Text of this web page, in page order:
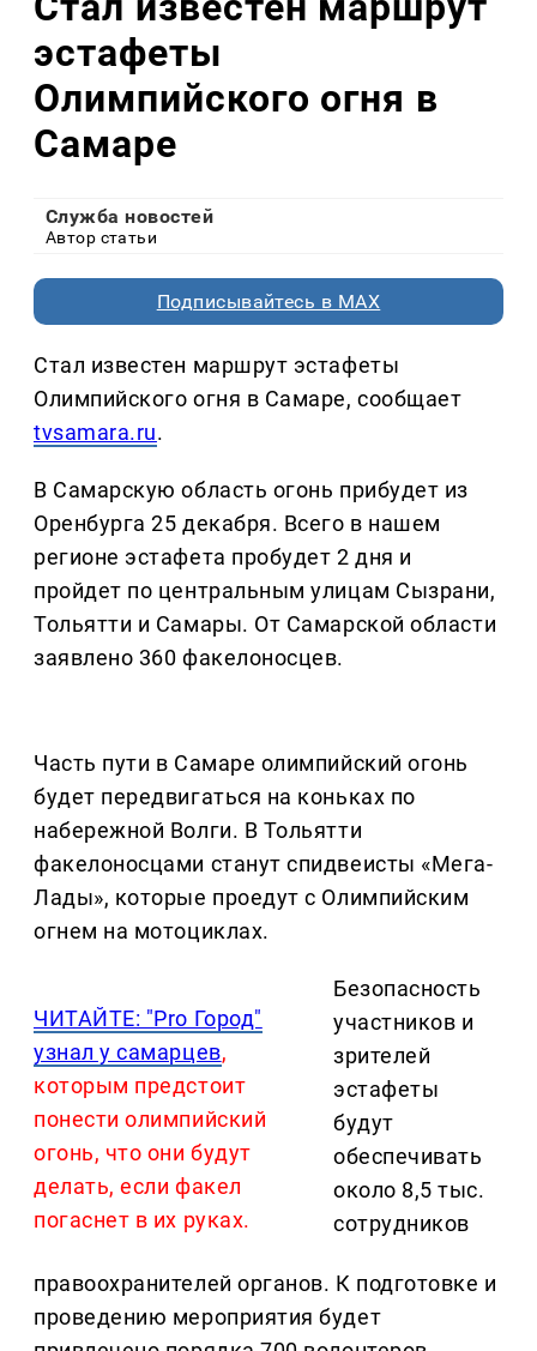
эстафеты
Олимпийского огня в
Самаре
Служба новостей
Автор статьи
Подписывайтесь в MAX
Стал известен маршрут эстафеты
Олимпийского огня в Самаре, сообщает
tvsamara.ru.
В Самарскую область огонь прибудет из
Оренбурга 25 декабря. Всего в нашем
регионе эстафета пробудет 2 дня и
пройдет по центральным улицам Сызрани,
Тольятти и Самары. От Самарской области
заявлено 360 факелоносцев.
Часть пути в Самаре олимпийский огонь
будет передвигаться на коньках по
набережной Волги. В Тольятти
факелоносцами станут спидвеисты «Мега-
Лады», которые проедут с Олимпийским
огнем на мотоциклах.
ЧИТАЙТЕ: "Pro Город"
узнал у самарцев,
которым предстоит
понести олимпийский
огонь, что они будут
делать, если факел
погаснет в их руках.
Безопасность
участников и
зрителей
эстафеты
будут
обеспечивать
около 8,5 тыс.
сотрудников
правоохранителей органов. К подготовке и
проведению мероприятия будет